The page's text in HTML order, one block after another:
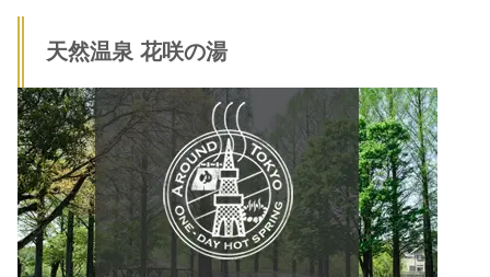
天然温泉 花咲の湯